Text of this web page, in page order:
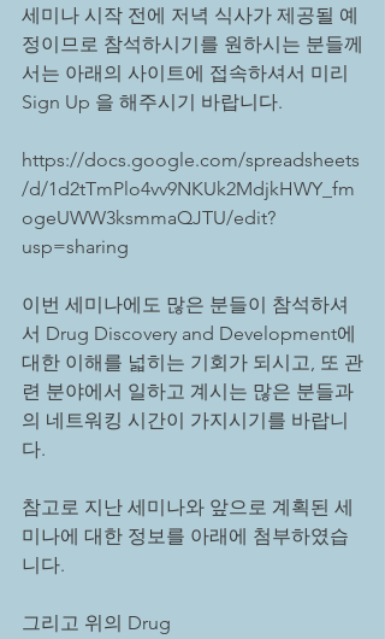
세미나 시작 전에 저녁 식사가 제공될 예
정이므로 참석하시기를 원하시는 분들께
서는 아래의 사이트에 접속하셔서 미리
Sign Up 을 해주시기 바랍니다.
https://docs.google.com/spreadsheets
/d/1d2tTmPlo4vv9NKUk2MdjkHWY_fm
ogeUWW3ksmmaQJTU/edit?
usp=sharing
이번 세미나에도 많은 분들이 참석하셔
서 Drug Discovery and Development에
대한 이해를 넓히는 기회가 되시고, 또 관
련 분야에서 일하고 계시는 많은 분들과
의 네트워킹 시간이 가지시기를 바랍니
다.
참고로 지난 세미나와 앞으로 계획된 세
미나에 대한 정보를 아래에 첨부하였습
니다.
그리고 위의 Drug